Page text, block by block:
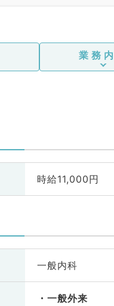
業務
時給11,000円
一般内科
一般外来